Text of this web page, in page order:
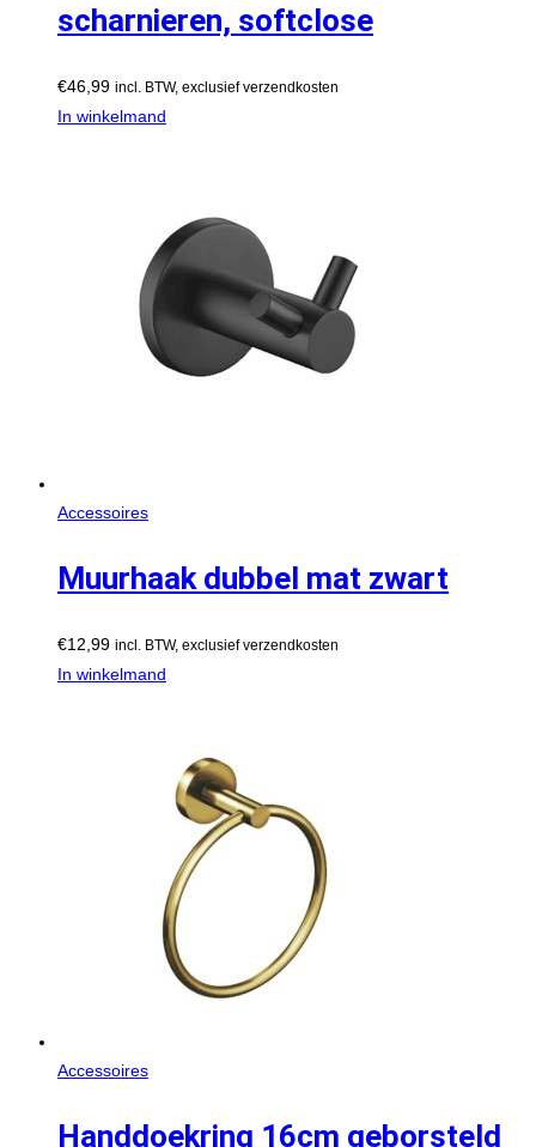
scharnieren, softclose
€46,99 incl. BTW, exclusief verzendkosten
In winkelmand
Accessoires
Muurhaak dubbel mat zwart
€12,99 incl. BTW, exclusief verzendkosten
In winkelmand
Accessoires
Handdoekring 16cm geborsteld